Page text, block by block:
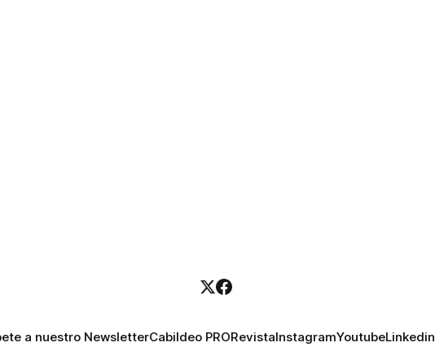
a nuestro NewsletterCabildeo PRORevistaInstagramYoutubeLinkedin